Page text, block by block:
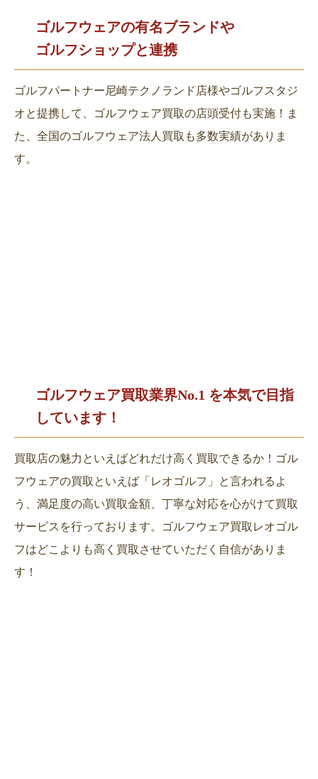
ゴルフウェアの有名ブランドや
ゴルフショップと連携
ゴルフパートナー尼崎テクノランド店様やゴルフスタジ
オと提携して、ゴルフウェア買取の店頭受付も実施！ま
た、全国のゴルフウェア法人買取も多数実績がありま
す。
ゴルフウェア買取業界No.1 を本気で目指
しています！
買取店の魅力といえばどれだけ高く買取できるか！ゴル
フウェアの買取といえば「レオゴルフ」と言われるよ
う、満足度の高い買取金額、丁寧な対応を心がけて買取
サービスを行っております。ゴルフウェア買取レオゴル
フはどこよりも高く買取させていただく自信がありま
す！